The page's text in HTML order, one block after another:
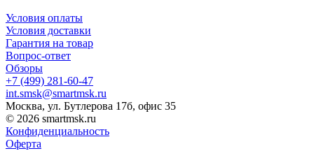
Условия оплаты
Условия доставки
Гарантия на товар
Вопрос-ответ
Обзоры
+7 (499) 281-60-47
int.smsk@smartmsk.ru
Москва, ул. Бутлерова 17б, офис 35
© 2026 smartmsk.ru
Конфиденциальность
Оферта